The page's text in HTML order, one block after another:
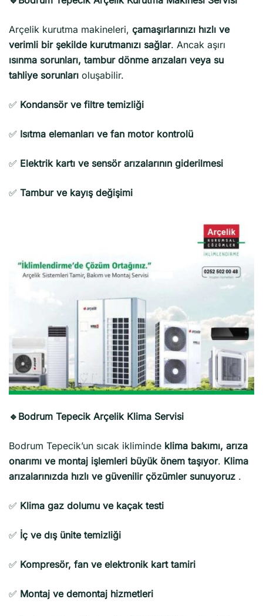
Arçelik kurutma makineleri, çamaşırlarınızı hızlı ve
verimli bir şekilde kurutmanızı sağlar. Ancak aşırı
ısınma sorunları, tambur dönme arızaları veya su
tahliye sorunları oluşabilir.
✅ Kondansör ve filtre temizliği
✅ Isıtma elemanları ve fan motor kontrolü
✅ Elektrik kartı ve sensör arızalarının giderilmesi
✅ Tambur ve kayış değişimi
🔹Bodrum Tepecik Arçelik Klima Servisi
Bodrum Tepecik’un sıcak ikliminde klima bakımı, arıza
onarımı ve montaj işlemleri büyük önem taşıyor. Klima
arızalarınızda hızlı ve güvenilir çözümler sunuyoruz .
✅ Klima gaz dolumu ve kaçak testi
✅ İç ve dış ünite temizliği
✅ Kompresör, fan ve elektronik kart tamiri
✅ Montaj ve demontaj hizmetleri